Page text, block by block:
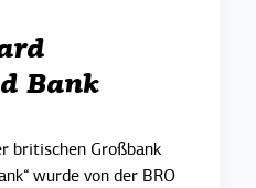
Bank
britischen Großbank
wurde von der BRO